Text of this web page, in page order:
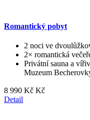
Romantický pobyt
2 noci ve
2× romantická
Privátní sauna a
Muzeum
8 990 Kč Kč
Detail